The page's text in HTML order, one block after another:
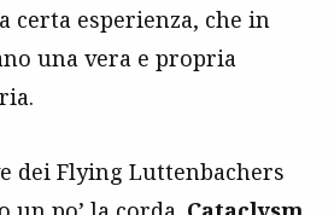
certa esperienza, che in
una vera e propria
dei Flying Luttenbachers